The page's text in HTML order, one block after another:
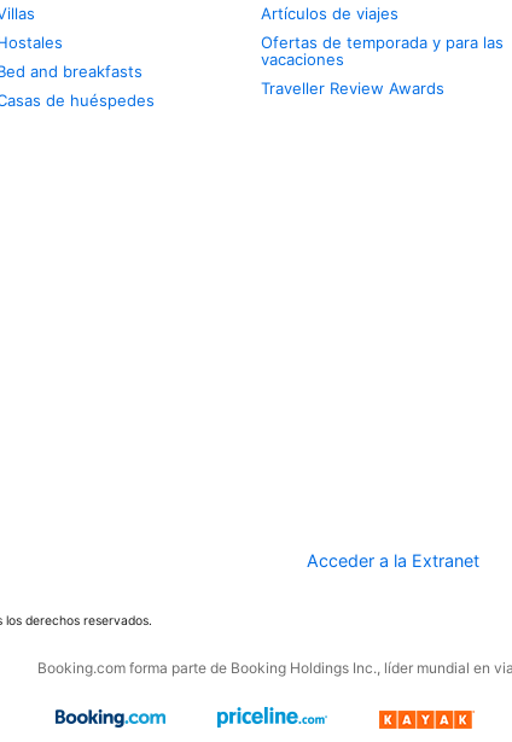
and breakfasts
de huéspedes
Artículos de viajes
Ofertas de temporada y para las
vacaciones
Traveller Review Awards
Acceder a la Extranet
derechos reservados.
Booking.com forma parte de Booking Holdings Inc., líder mundial en